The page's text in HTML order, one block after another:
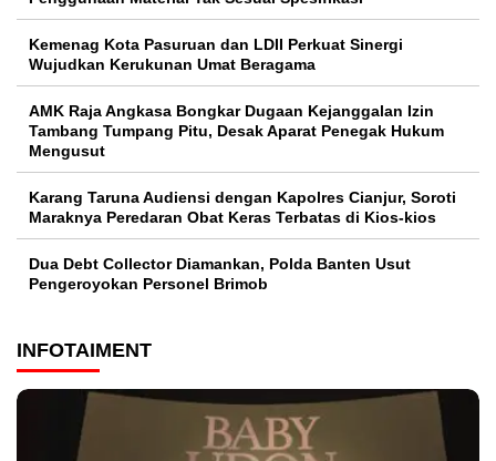
Kemenag Kota Pasuruan dan LDII Perkuat Sinergi
Wujudkan Kerukunan Umat Beragama
AMK Raja Angkasa Bongkar Dugaan Kejanggalan Izin
Tambang Tumpang Pitu, Desak Aparat Penegak Hukum
Mengusut
Karang Taruna Audiensi dengan Kapolres Cianjur, Soroti
Maraknya Peredaran Obat Keras Terbatas di Kios-kios
Dua Debt Collector Diamankan, Polda Banten Usut
Pengeroyokan Personel Brimob
INFOTAIMENT